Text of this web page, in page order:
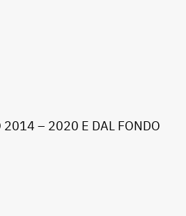
2014 – 2020 E DAL FONDO